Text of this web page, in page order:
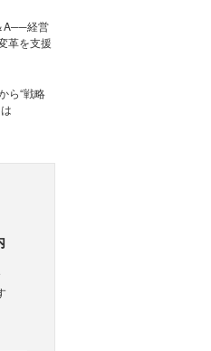
A──経営
革を支援
ら“戦略